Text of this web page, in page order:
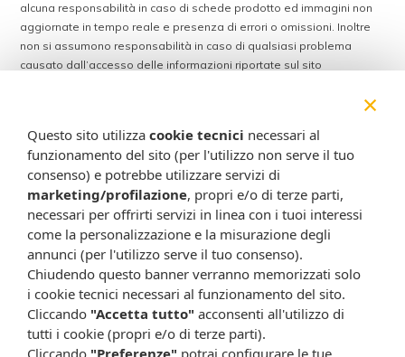
alcuna responsabilità in caso di schede prodotto ed immagini non
aggiornate in tempo reale e presenza di errori o omissioni. Inoltre
non si assumono responsabilità in caso di qualsiasi problema
causato dall’accesso delle informazioni riportate sul sito
ISCRIVITI ALLA NEWSLETTER
Rimani aggiornato su tutte le promozioni
×
Questo sito utilizza cookie tecnici necessari al
funzionamento del sito (per l'utilizzo non serve il tuo
consenso) e potrebbe utilizzare servizi di
marketing/profilazione, propri e/o di terze parti,
necessari per offrirti servizi in linea con i tuoi interessi
come la personalizzazione e la misurazione degli
annunci (per l'utilizzo serve il tuo consenso).
Chiudendo questo banner verranno memorizzati solo
i cookie tecnici necessari al funzionamento del sito.
Cliccando "Accetta tutto" acconsenti all'utilizzo di
tutti i cookie (propri e/o di terze parti).
Cliccando "Preferenze" potrai configurare le tue